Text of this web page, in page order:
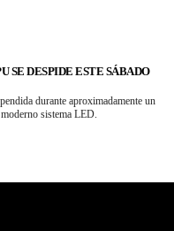
SE DESPIDE ESTE SÁBADO
durante aproximadamente un
sistema LED.